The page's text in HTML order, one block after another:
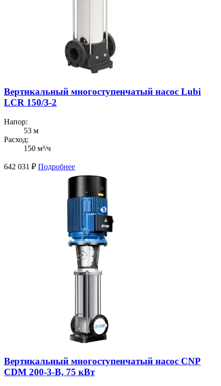
Вертикальный многоступенчатый насос Lubi
LCR 150/3-2
Напор:
53 м
Расход:
150 м³/ч
642 031 ₽ Подробнее
Вертикальный многоступенчатый насос CNP
CDM 200-3-В, 75 кВт